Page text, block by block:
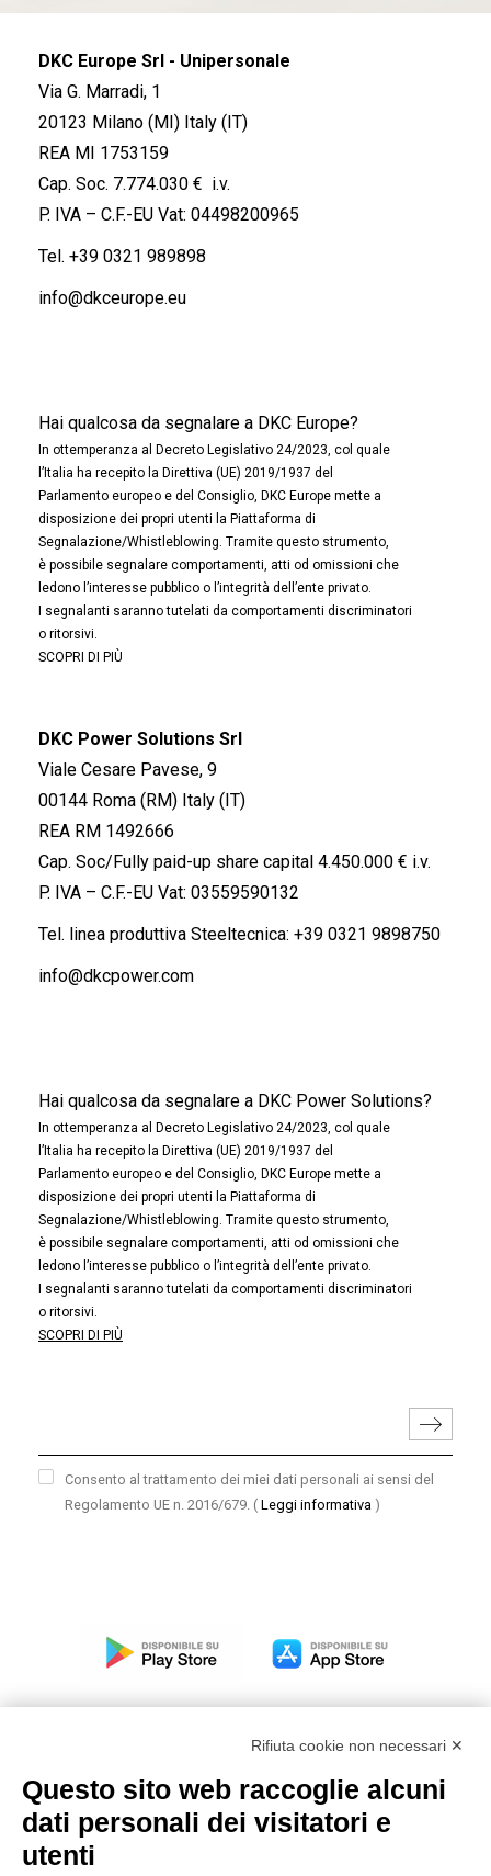
DKC Europe Srl - Unipersonale
Via G. Marradi, 1
20123 Milano (MI) Italy (IT)
REA MI 1753159
Cap. Soc. 7.774.030 € i.v.
P. IVA – C.F.-EU Vat: 04498200965
Tel. +39 0321 989898
info@dkceurope.eu
Hai qualcosa da segnalare a DKC Europe?
In ottemperanza al Decreto Legislativo 24/2023, col quale
l’Italia ha recepito la Direttiva (UE) 2019/1937 del
Parlamento europeo e del Consiglio, DKC Europe mette a
disposizione dei propri utenti la Piattaforma di
Segnalazione/Whistleblowing. Tramite questo strumento,
è possibile segnalare comportamenti, atti od omissioni che
ledono l’interesse pubblico o l’integrità dell’ente privato.
I segnalanti saranno tutelati da comportamenti discriminatori
o ritorsivi.
SCOPRI DI PIÙ
DKC Power Solutions Srl
Viale Cesare Pavese, 9
00144 Roma (RM) Italy (IT)
REA RM 1492666
Cap. Soc/Fully paid-up share capital 4.450.000 € i.v.
P. IVA – C.F.-EU Vat: 03559590132
Tel. linea produttiva Steeltecnica: +39 0321 9898750
info@dkcpower.com
Hai qualcosa da segnalare a DKC Power Solutions?
In ottemperanza al Decreto Legislativo 24/2023, col quale
l’Italia ha recepito la Direttiva (UE) 2019/1937 del
Parlamento europeo e del Consiglio, DKC Europe mette a
disposizione dei propri utenti la Piattaforma di
Segnalazione/Whistleblowing. Tramite questo strumento,
è possibile segnalare comportamenti, atti od omissioni che
ledono l’interesse pubblico o l’integrità dell’ente privato.
I segnalanti saranno tutelati da comportamenti discriminatori
o ritorsivi.
SCOPRI DI PIÙ
Consento al trattamento dei miei dati personali ai sensi del
Regolamento UE n. 2016/679. ( Leggi informativa )
Modello organizzativo, gestione e controllo – D. lgs.
231/2001
Rifiuta cookie non necessari ✕
Questo sito web raccoglie alcuni
dati personali dei visitatori e
utenti